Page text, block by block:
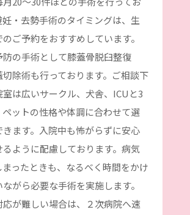
妊・去勢手術のタイミングは、生
ご予約をおすすめしています。
防の手術として膝蓋骨脱臼整復
除術も行っております。ご相談下
室は広いサークル、犬舎、ICUと3
ペットの性格や体調に合わせて選
きます。入院中も怖がらずに安心
るように配慮しております。病気
まったときも、なるべく時間をかけ
がら必要な手術を実施します。
応が難しい場合は、２次病院へ速